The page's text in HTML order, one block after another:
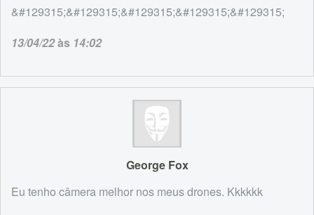
&#129315;&#129315;&#129315;&#129315;&#129315;
13/04/22às 14:02
George Fox
Eu tenho câmera melhor nos meus drones. Kkkkkk